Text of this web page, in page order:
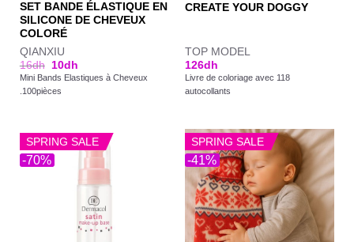
SET BANDE ÉLASTIQUE EN
SILICONE DE CHEVEUX
COLORÉ
QIANXIU
16dh 10dh
Mini Bands Elastiques à Cheveux
.100pièces
CREATE YOUR DOGGY
TOP MODEL
126dh
Livre de coloriage avec 118
autocollants
-70%
SPRING SALE
-41%
SPRING SALE